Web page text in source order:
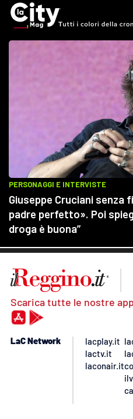
Scarica tutte le nostre
LaC Network
lacplay.it
lactv.it
laconair.it